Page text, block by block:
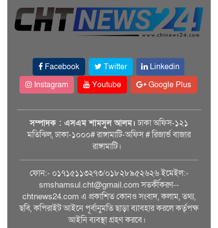
Facebook Twitter
Linkedin
Instagram
Youtube Google Plus
সম্পাদক : এসএম শামসুল আলম। ঢাকা অফিস-১২১
মতিঝিল, ঢাকা-১০০০# রাঙ্গামাটি-অফিস # রিজার্ভ বাজার
রাঙ্গামাটি।
ফোন:- ০১৭১৫১১৩২৭৩/০১৮২৮৯৫২৬২৬ ইমেইল:-
smshamsul.cht@gmail.com সতর্কীকরণ--
chtnews24.com এ প্রকাশিত কোনও সংবাদ, কলাম, তথ্য,
ছবি, কপিরাইট আইনে পূর্বানুমতি ছাড়া ব্যাবহার করলে কর্তৃপক্ষ
আইনি ব্যবস্থা গ্রহণ করবে।